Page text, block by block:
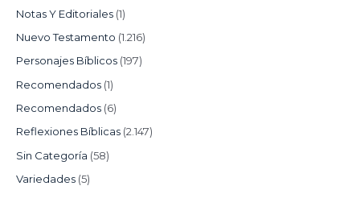
Notas Y Editoriales (1)
Nuevo Testamento (1.216)
Personajes Bíblicos (197)
Recomendados (1)
Recomendados (6)
Reflexiones Bíblicas (2.147)
Sin Categoría (58)
Variedades (5)